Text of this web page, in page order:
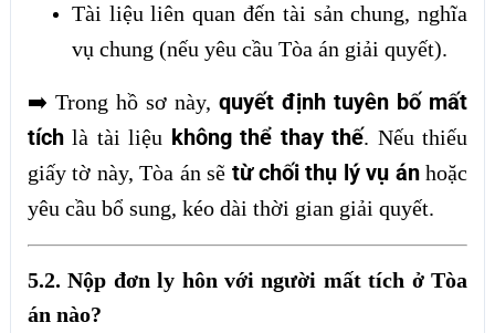
Tài liệu liên quan đến tài sản chung, nghĩa
vụ chung (nếu yêu cầu Tòa án giải quyết).
➡️ Trong hồ sơ này, quyết định tuyên bố mất
tíchlà tài liệu không thể thay thế. Nếu thiếu
giấy tờ này, Tòa án sẽ từ chối thụ lý vụ ánhoặc
yêu cầu bổ sung, kéo dài thời gian giải quyết.
5.2. Nộp đơn ly hôn với người mất tích ở Tòa
án nào?